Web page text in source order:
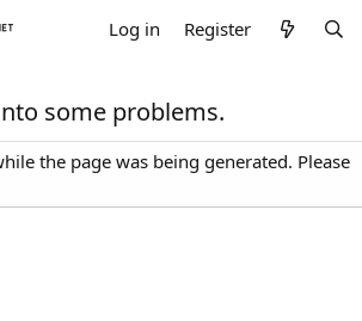
Log in Register
some problems.
the page was being generated. Please